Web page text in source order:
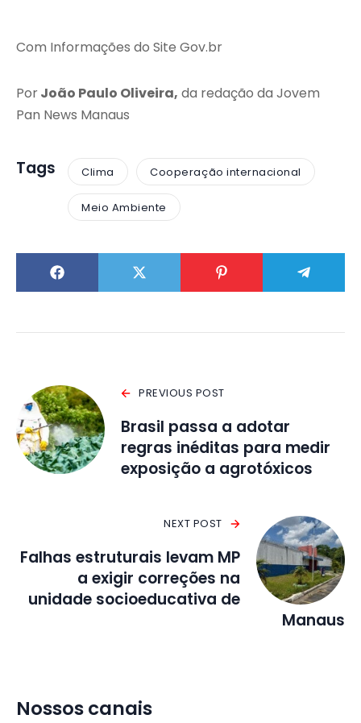
Com Informações do Site Gov.br
PorJoão Paulo Oliveira, da redação da Jovem
Pan News Manaus
Tags Clima Cooperação internacional
Meio Ambiente
PREVIOUS POST
Brasil passa a adotar
regras inéditas para medir
exposição a agrotóxicos
NEXT POST
Falhas estruturais levam MP
a exigir correções na
unidade socioeducativa de
Manaus
Nossos canais